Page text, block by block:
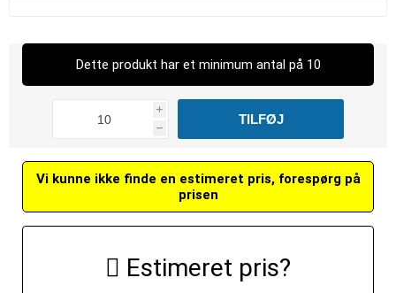
Dette produkt har et minimum antal på 10
i
h
Vi kunne ikke finde en estimeret pris, forespørg på
prisen
Estimeret pris?